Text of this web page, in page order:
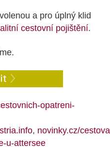
a pro úplný klid
cestovní pojištění.
opatreni-
, novinky.cz/
u-attersee